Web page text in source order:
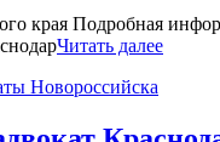
края Подробная
Читать далее
Новороссийска